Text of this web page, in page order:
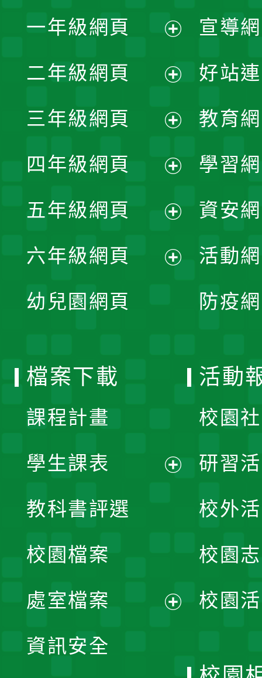
一年級網頁
開
選
單
二年級網頁
開
選
單
三年級網頁
開
選
單
四年級網頁
開
選
五年級網頁
開
六年級網頁
幼兒園網頁
宣導
好站
教育
學習
資安
活動
防疫
檔案下載
課程計畫
學生課表
單
教科書評選
校園檔案
處室檔案
資訊安全
活動
校園
研習
校外
校園
校園